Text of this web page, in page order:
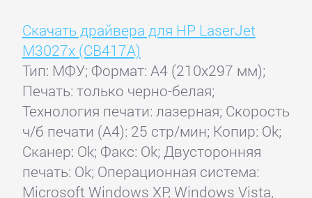
Скачать драйвера для HP LaserJet
M3027x (CB417A)
Тип: МФУ; Формат: A4 (210x297 мм);
Печать: только черно-белая;
Технология печати: лазерная; Скорость
ч/б печати (А4): 25 стр/мин; Копир: Ok;
Сканер: Ok; Факс: Ok; Двусторонняя
печать: Ok; Операционная система:
Microsoft Windows XP, Windows Vista,